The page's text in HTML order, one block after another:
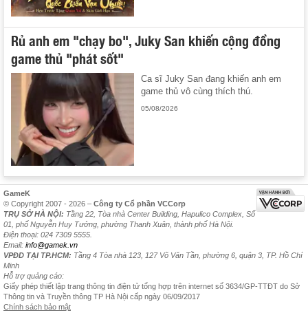
Rủ anh em "chạy bo", Juky San khiến cộng đồng
game thủ "phát sốt"
Ca sĩ Juky San đang khiến anh em
game thủ vô cùng thích thú.
05/08/2026
GameK
© Copyright 2007 - 2026 – Công ty Cổ phần VCCorp
TRỤ SỞ HÀ NỘI: Tầng 22, Tòa nhà Center Building, Hapulico Complex, Số
01, phố Nguyễn Huy Tưởng, phường Thanh Xuân, thành phố Hà Nội.
Điện thoại: 024 7309 5555.
Email: info@gamek.vn
VPĐD TẠI TP.HCM: Tầng 4 Tòa nhà 123, 127 Võ Văn Tần, phường 6, quận 3, TP. Hồ Chí
Minh
Hỗ trợ quảng cáo:
Giấy phép thiết lập trang thông tin điện tử tổng hợp trên internet số 3634/GP-TTĐT do Sở
Thông tin và Truyền thông TP Hà Nội cấp ngày 06/09/2017
Chính sách bảo mật